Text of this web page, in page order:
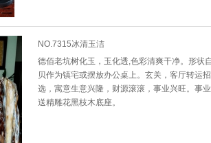
NO.7315冰清玉洁
德佰老坑树化玉，玉化透,色彩清爽干净。形状
贝作为镇宅或摆放办公桌上。玄关，客厅转运
选，寓意生意兴隆，财源滚滚，事业兴旺。事
送精雕花黑枝木底座。